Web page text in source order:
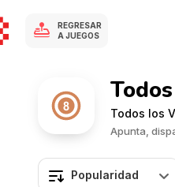
REGRESAR
A JUEGOS
Todos los
Apunta,
Popularidad